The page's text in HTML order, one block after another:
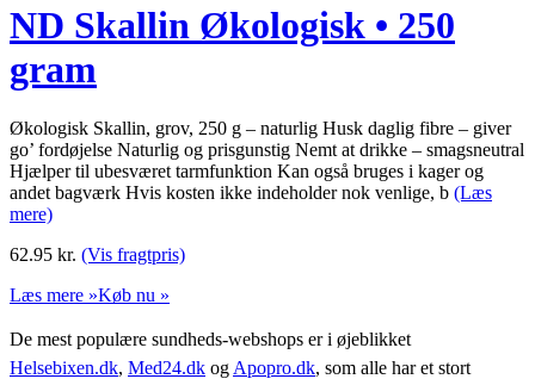
ND Skallin Økologisk • 250
gram
Økologisk Skallin, grov, 250 g – naturlig Husk daglig fibre – giver
go’ fordøjelse Naturlig og prisgunstig Nemt at drikke – smagsneutral
Hjælper til ubesværet tarmfunktion Kan også bruges i kager og
andet bagværk Hvis kosten ikke indeholder nok venlige, b (Læs
mere)
62.95 kr. (Vis fragtpris)
Læs mere »Køb nu »
De mest populære sundheds-webshops er i øjeblikket
Helsebixen.dk, Med24.dk og Apopro.dk, som alle har et stort